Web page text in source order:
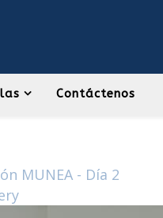
Contáctenos
MUNEA - Día 2